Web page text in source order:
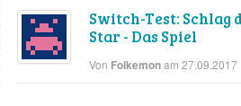
Switch-Test: Schlag
Star - Das Spiel
Von Folkemonam 27.09.2017